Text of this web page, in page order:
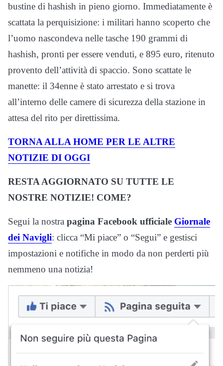
bustine di hashish in pieno giorno. Immediatamente è
scattata la perquisizione: i militari hanno scoperto che
l’uomo nascondeva nelle tasche 190 grammi di
hashish, pronti per essere venduti, e 895 euro, ritenuto
provento dell’attività di spaccio. Sono scattate le
manette: il 34enne è stato arrestato e si trova
all’interno delle camere di sicurezza della stazione in
attesa del rito per direttissima.
TORNA ALLA HOME PER LE ALTRE
NOTIZIE DI OGGI
RESTA AGGIORNATO SU TUTTE LE
NOSTRE NOTIZIE! COME?
Segui la nostra pagina Facebook ufficiale Giornale
dei Navigli: clicca “Mi piace” o “Segui” e gestisci
impostazioni e notifiche in modo da non perderti più
nemmeno una notizia!